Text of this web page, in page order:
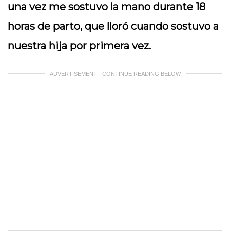
una vez me sostuvo la mano durante 18
horas de parto, que lloró cuando sostuvo a
nuestra hija por primera vez.
ADVERTISEMENT - CONTINUE READING BELOW